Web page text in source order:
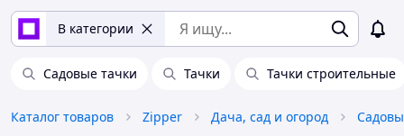
В категории
Садовые тачки Тачки Тачки строительные
Каталог товаров Zipper Дача, сад и огород